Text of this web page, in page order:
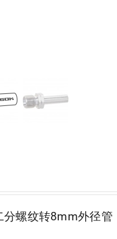
分螺纹转8mm外径管